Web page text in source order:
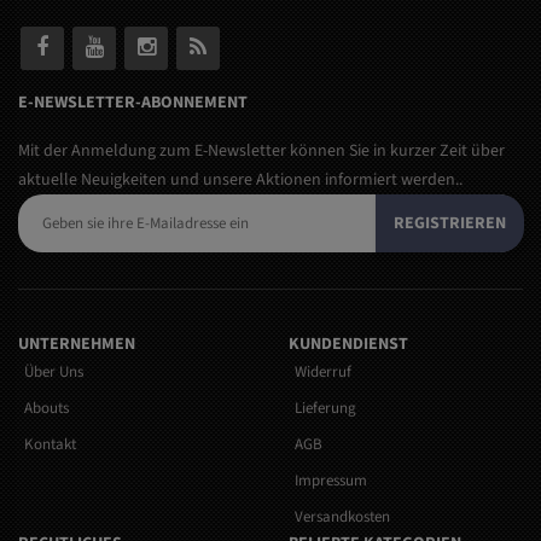
E-NEWSLETTER-ABONNEMENT
Mit der Anmeldung zum E-Newsletter können Sie in kurzer Zeit über
aktuelle Neuigkeiten und unsere Aktionen informiert werden..
REGISTRIEREN
UNTERNEHMEN
Über Uns
Abouts
Kontakt
KUNDENDIENST
Widerruf
Lieferung
AGB
Impressum
Versandkosten